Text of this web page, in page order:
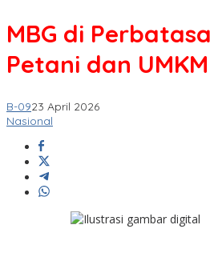
MBG di
Petani dan UMKM
B-0923 April 2026
Nasional